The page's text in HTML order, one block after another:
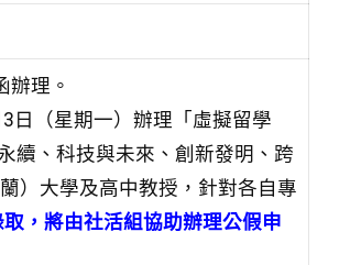
辦理。
日（星期一）辦理「虛擬留學
續、科技與未來、創新發明、跨
）大學及高中教授，針對各自專
取，將由社活組協助辦理公假申